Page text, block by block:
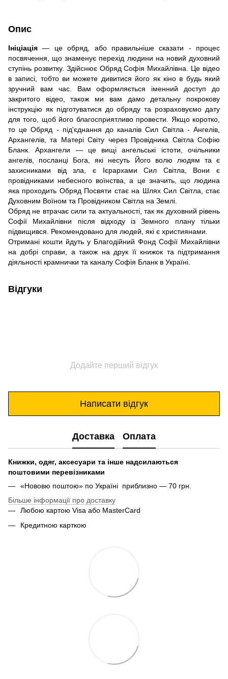
Опис
Ініціація — це обряд, або правильніше сказати - процес
посвячення, що знаменує перехід людини на новий духовний
ступінь розвитку. Здійснює Обряд Софія Михайлівна. Це відео
в записі, тобто ви можете дивитися його як кіно в будь який
зручний вам час. Вам оформляється іменний доступ до
закритого відео, також ми вам дамо детальну покрокову
інструкцію як підготуватися до обряду та розраховуємо дату
для того, щоб його благосприятливо провести. Якщо коротко,
то це Обряд - під'єднання до каналів Сил Світла - Ангелів,
Архангелів, та Матері Світу через Провідника Світла Софію
Бланк. Архангели — це вищі ангельські істоти, очільники
ангелів, посланці Бога, які несуть Його волю людям та є
захисниками від зла, є Ієрархами Сил Світла, Вони є
провідниками небесного воїнства, а це значить, що людина
яка проходить Обряд Посвяти стає на Шлях Сил Світла, стає
Духовним Воїном та Провідником Світла на Землі.
Обряд не втрачає сили та актуальності, так як духовний рівень
Софії Михайлівни після відходу із Земного плану тільки
підвищився. Рекомендовано для людей, які є християнами.
Отримані кошти йдуть у Благодійний Фонд Софії Михайлівни
на добрі справи, а також на друк її книжок та підтримання
діяльності крамнички та каналу Софія Бланк в Україні.
Відгуки
Додайте перший відгук
Написати відгук
Доставка Оплата
Книжки, одяг, аксесуари та інше надсилаються
поштовими перевізниками
«Нововю поштою» по Україні приблизно — 70 грн.
Більше інформації про доставку
Любою картою Visa або MasterCard
Кредитною карткою